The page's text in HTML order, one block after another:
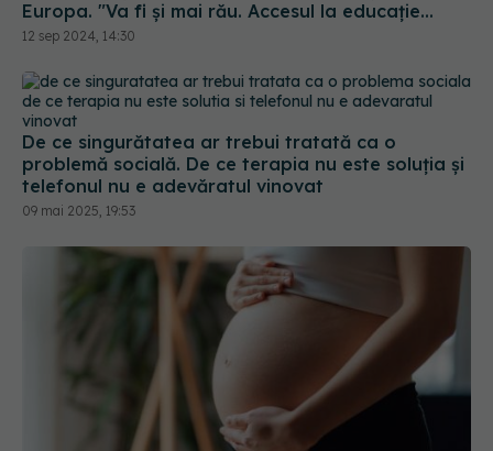
De ce singurătatea ar trebui tratată ca o
problemă socială. De ce terapia nu este soluția și
telefonul nu e adevăratul vinovat
09 mai 2025, 19:53